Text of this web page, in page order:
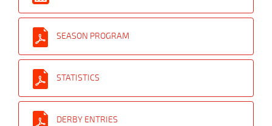
SEASON PROGRAM
STATISTICS
DERBY ENTRIES